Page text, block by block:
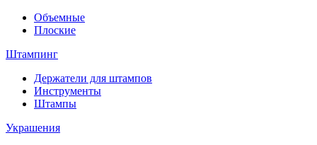
Объемные
Плоские
Штампинг
Держатели для штампов
Инструменты
Штампы
Украшения